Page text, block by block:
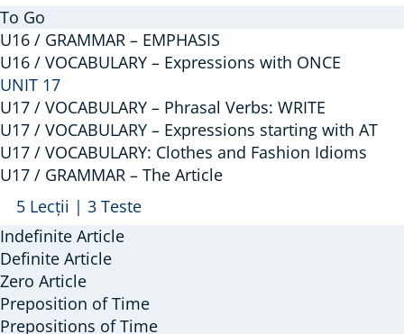
/
VOCABULARY
–
Phrasal
Verbs:
TO
GO
To Go
U16 / GRAMMAR – EMPHASIS
U16 / VOCABULARY – Expressions with ONCE
UNIT 17
U17 / VOCABULARY – Phrasal Verbs: WRITE
U17 / VOCABULARY – Expressions starting with AT
U17 / VOCABULARY: Clothes and Fashion Idioms
U17 / GRAMMAR – The Article
Arată
U17
/
GRAMMAR
–
The
5 Lecții | 3 Teste
Indefinite Article
Definite Article
Zero Article
Preposition of Time
Prepositions of Time